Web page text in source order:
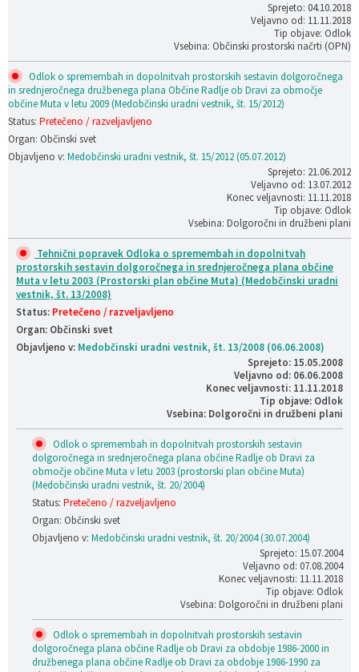
Sprejeto: 04.10.2018
Veljavno od: 11.11.2018
Tip objave: Odlok
Vsebina: Občinski prostorski načrti (OPN)
Odlok o spremembah in dopolnitvah prostorskih sestavin dolgoročnega
in srednjeročnega družbenega plana Občine Radlje ob Dravi za območje
občine Muta v letu 2009 (Medobčinski uradni vestnik, št. 15/2012)
Status: Pretečeno / razveljavljeno
Organ: Občinski svet
Objavljeno v: Medobčinski uradni vestnik, št. 15/2012 (05.07.2012)
Sprejeto: 21.06.2012
Veljavno od: 13.07.2012
Konec veljavnosti: 11.11.2018
Tip objave: Odlok
Vsebina: Dolgoročni in družbeni plani
Tehnični popravek Odloka o spremembah in dopolnitvah
prostorskih sestavin dolgoročnega in srednjeročnega plana občine
Muta v letu 2003 (Prostorski plan občine Muta) (Medobčinski uradni
vestnik, št. 13/2008)
Status: Pretečeno / razveljavljeno
Organ: Občinski svet
Objavljeno v: Medobčinski uradni vestnik, št. 13/2008 (06.06.2008)
Sprejeto: 15.05.2008
Veljavno od: 06.06.2008
Konec veljavnosti: 11.11.2018
Tip objave: Odlok
Vsebina: Dolgoročni in družbeni plani
Odlok o spremembah in dopolnitvah prostorskih sestavin
dolgoročnega in srednjeročnega plana občine Radlje ob Dravi za
območje občine Muta v letu 2003 (prostorski plan občine Muta)
(Medobčinski uradni vestnik, št. 20/2004)
Status: Pretečeno / razveljavljeno
Organ: Občinski svet
Objavljeno v: Medobčinski uradni vestnik, št. 20/2004 (30.07.2004)
Sprejeto: 15.07.2004
Veljavno od: 07.08.2004
Konec veljavnosti: 11.11.2018
Tip objave: Odlok
Vsebina: Dolgoročni in družbeni plani
Odlok o spremembah in dopolnitvah prostorskih sestavin
dolgoročnega plana občine Radlje ob Dravi za obdobje 1986-2000 in
družbenega plana občine Radlje ob Dravi za obdobje 1986-1990 za